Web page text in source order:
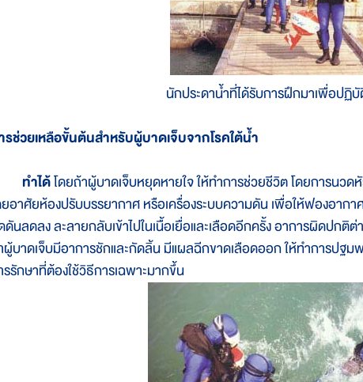
นักประดาน้ำที่ได้รับการฝึกมาเพื่อปฏิบั
รช่วยเหลือขั้นต้นสำหรับผู้บาดเจ็บจากโรคใต้น้ำ
ทำได้โดยถ้าผู้บาดเจ็บหยุดหายใจ ให้ทำการช่วยชีวิต โดยการนว
อาศัยห้องปรับบรรยากาศ หรือเครื่องระบบความดัน เพื่อให้ฟองอาก
นลดลง ละลายกลับเข้าไปในเนื้อเยื่อและเลือดอีกครั้ง อาการผิดปกติ
บาดเจ็บมีอาการชักและกัดลิ้น มีแผลฉีกขาดเลือดออก ให้ทำการปฐ
รักษาที่ต้องใช้วิธีการเฉพาะมากขึ้น